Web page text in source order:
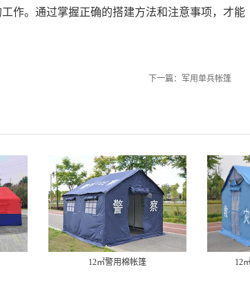
作。通过掌握正确的搭建方法和注意事项，才能
下一篇： 军用单兵帐篷
12㎡单帐篷（铝合金）